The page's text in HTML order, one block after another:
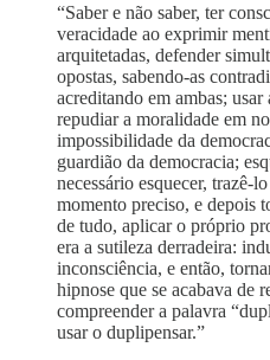
“Saber e não saber, ter
veracidade ao exprimir
arquitetadas, defender
opostas, sabendo-as
acreditando em ambas;
repudiar a moralidade em
impossibilidade da
guardião da democracia;
necessário esquecer, trazê-
momento preciso, e depois
de tudo, aplicar o próprio
era a sutileza derradeira:
inconsciência, e então,
hipnose que se acabava de
compreender a palavra
usar o duplipensar.”